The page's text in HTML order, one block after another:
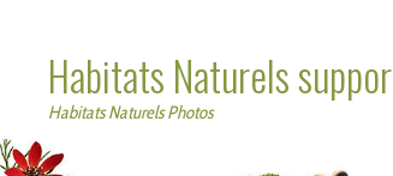
Habitats Naturels
Habitats Naturels Photos